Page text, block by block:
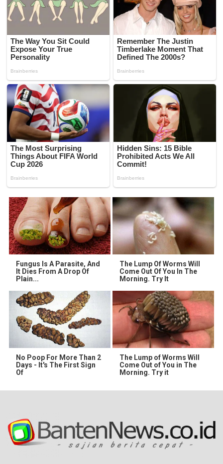
Fungus Is A Parasite, And
It Dies From A Drop Of
Plain...
The Lump Of Worms Will
Come Out Of You In The
Morning. Try It
No Poop For More Than 2
Days - It's The First Sign
Of
The Lump of Worms Will
Come Out of You in The
Morning. Try it